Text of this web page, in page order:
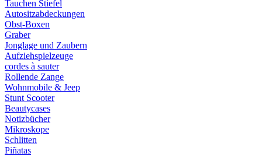
Tauchen Stiefel
Autositzabdeckungen
Obst-Boxen
Graber
Jonglage und Zaubern
Aufziehspielzeuge
cordes à sauter
Rollende Zange
Wohnmobile & Jeep
Stunt Scooter
Beautycases
Notizbücher
Mikroskope
Schlitten
Piñatas